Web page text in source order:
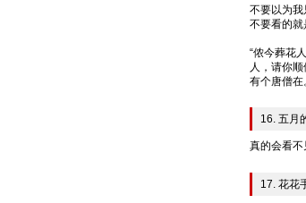
不要以为
不要看的就
“侬今葬花
人，请你
有个唐僧在
16. 五月
真的会看不
17. 花花